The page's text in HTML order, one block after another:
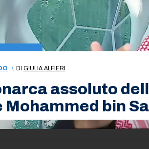
\ DI GIULIA ALFIERI
assoluto
Mohammed bin